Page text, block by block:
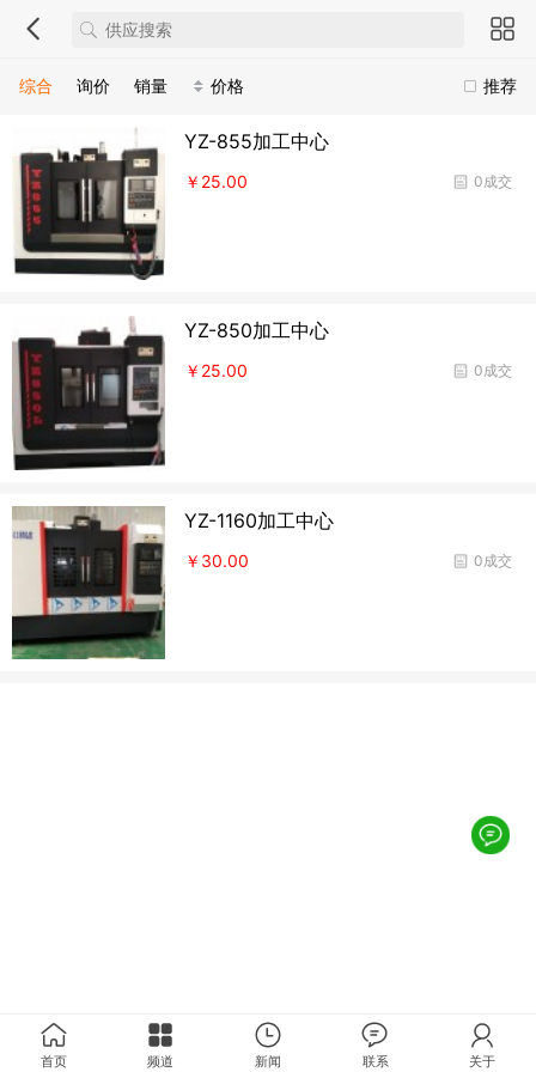
推荐
综合 询价 销量 价格
YZ-855加工中心
0成交
￥25.00
YZ-850加工中心
0成交
￥25.00
YZ-1160加工中心
0成交
￥30.00
首页 频道 新闻 联系 关于